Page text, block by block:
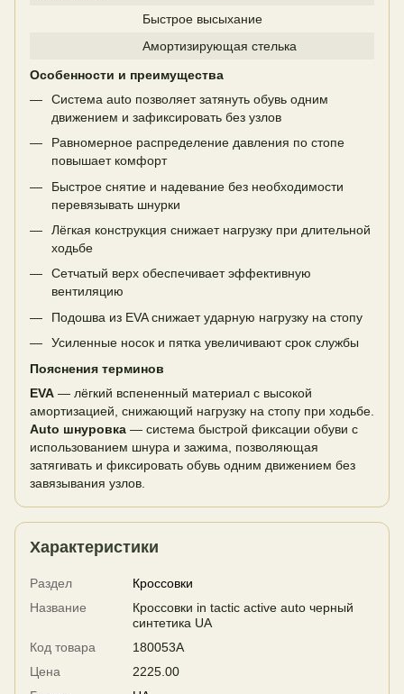
Быстрое высыхание
Амортизирующая стелька
Особенности и преимущества
Система auto позволяет затянуть обувь одним
движением и зафиксировать без узлов
Равномерное распределение давления по стопе
повышает комфорт
Быстрое снятие и надевание без необходимости
перевязывать шнурки
Лёгкая конструкция снижает нагрузку при длительной
ходьбе
Сетчатый верх обеспечивает эффективную
вентиляцию
Подошва из EVA снижает ударную нагрузку на стопу
Усиленные носок и пятка увеличивают срок службы
Пояснения терминов
EVA — лёгкий вспененный материал с высокой
амортизацией, снижающий нагрузку на стопу при ходьбе.
Auto шнуровка — система быстрой фиксации обуви с
использованием шнура и зажима, позволяющая
затягивать и фиксировать обувь одним движением без
завязывания узлов.
Характеристики
Раздел
Кроссовки
Название
Кроссовки in tactic active auto черный
синтетика UA
Код товара
180053A
Цена
2225.00